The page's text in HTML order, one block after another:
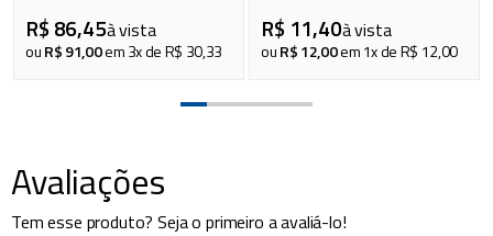
R$ 86,45à vista
ouR$91,00em3x deR$ 30,33
R$ 11,40à vista
ouR$12,00em1x deR$ 12,00
Avaliações
Tem esse produto? Seja o primeiro a avaliá-lo!